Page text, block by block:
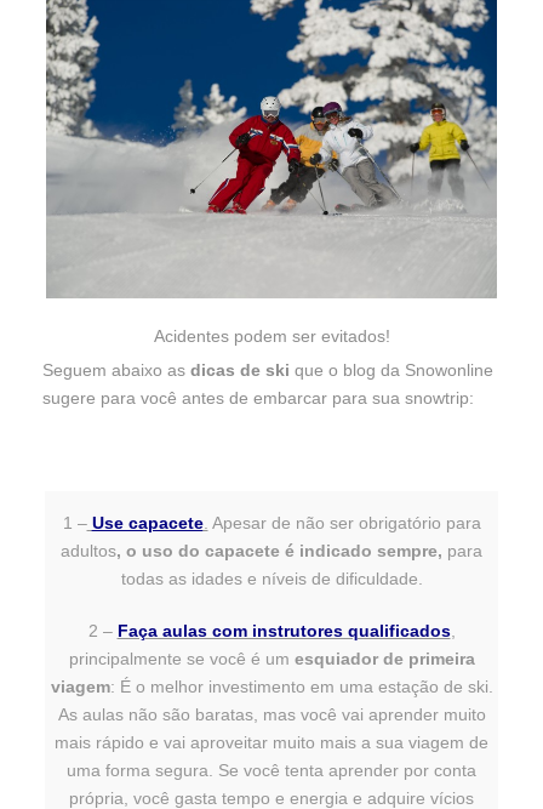
Acidentes podem ser evitados!
Seguem abaixo as dicas de ski que o blog da Snowonline
sugere para você antes de embarcar para sua snowtrip:
1 – Use capacete. Apesar de não ser obrigatório para
adultos, o uso do capacete é indicado sempre, para
todas as idades e níveis de dificuldade.
2 – Faça aulas com instrutores qualificados,
principalmente se você é um esquiador de primeira
viagem: É o melhor investimento em uma estação de ski.
As aulas não são baratas, mas você vai aprender muito
mais rápido e vai aproveitar muito mais a sua viagem de
uma forma segura. Se você tenta aprender por conta
própria, você gasta tempo e energia e adquire vícios